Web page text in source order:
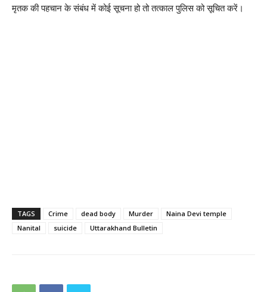
मृतक की पहचान के संबंध में कोई सूचना हो तो तत्काल पुलिस को सूचित करें।
TAGS Crime dead body Murder
Naina Devi temple
Nanital
suicide Uttarakhand Bulletin